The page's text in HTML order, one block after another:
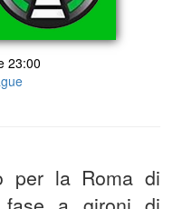
23:00
per la Roma di